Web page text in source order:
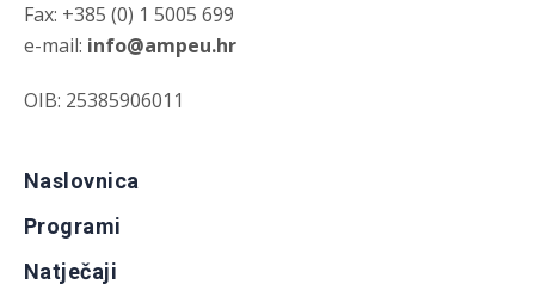
Fax: +385 (0) 1 5005 699
e-mail: info@ampeu.hr
OIB: 25385906011
Naslovnica
Programi
Natječaji